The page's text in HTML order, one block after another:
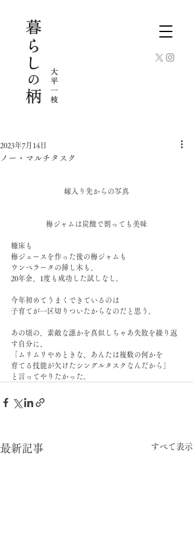
ノー・マルチタスク
2023年7月14日
嫁入り先からの写真
梅ジャムは炭酸で割っても美味
糠床も
梅ジュースを作った後の梅ジャムも
ウンベラータの挿し木も、
20年余、1度も成功した試しなし。
今年初めてうまくできているのは
子育てが一区切りついたからなのだと思う。
あの頃の、素敵な誰かを真似しちゃあ失敗を繰り返
す自分に、
「ムリムリやめときな、あんたは複数の何かを
育てる技能が欠けたシングルタスクなんだから」
と言ってやりたかった。
最新記事 すべて表示